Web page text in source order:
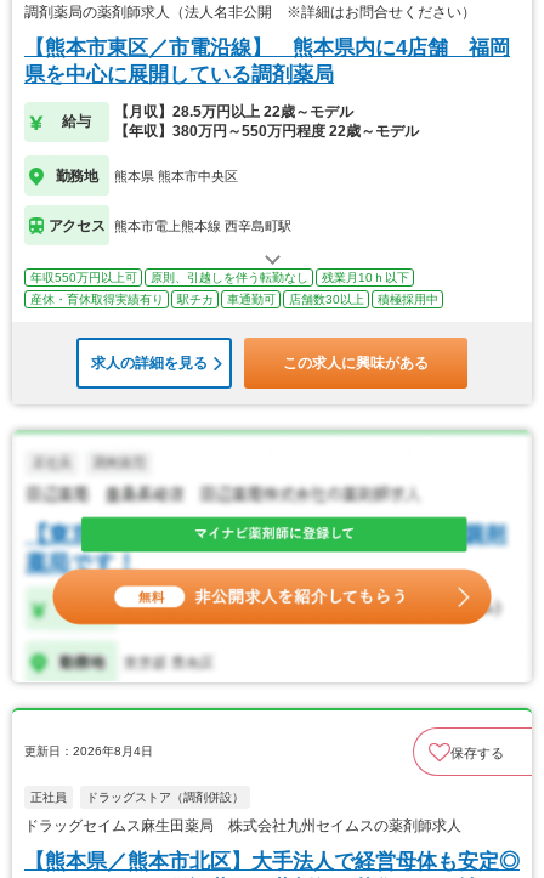
調剤薬局の薬剤師求人（法人名非公開 ※詳細はお問合せください）
【熊本市東区／市電沿線】 熊本県内に4店舗 福岡
県を中心に展開している調剤薬局
給与
【月収】28.5万円以上 22歳～モデル
【年収】380万円～550万円程度 22歳～モデル
勤務地 熊本県 熊本市中央区
アクセス 熊本市電上熊本線 西辛島町駅
年収550万円以上可 原則、引越しを伴う転勤なし
残業月10ｈ以下
産休・育休取得実績有り
駅チカ 車通勤可 店舗数30以上 積極採用中
求人の詳細を見る この求人に興味がある
更新日：2026年8月4日 保存する
正社員 ドラッグストア（調剤併設）
ドラッグセイムス麻生田薬局 株式会社九州セイムスの薬剤師求人
【熊本県／熊本市北区】大手法人で経営母体も安定◎